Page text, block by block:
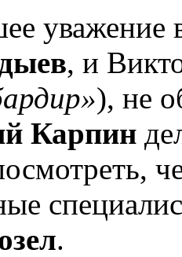
уважение
, и
), не
Карпин
.